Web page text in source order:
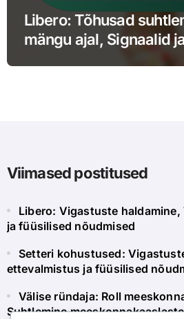
Libero: Tõhusad
mängu ajal, Signaalid
Viimased postitused
Libero: Vigastuste
ja füüsilised nõudmised
Setteri kohustused:
ettevalmistus ja füüsilised
Välise ründaja: Roll
Suhtlemine